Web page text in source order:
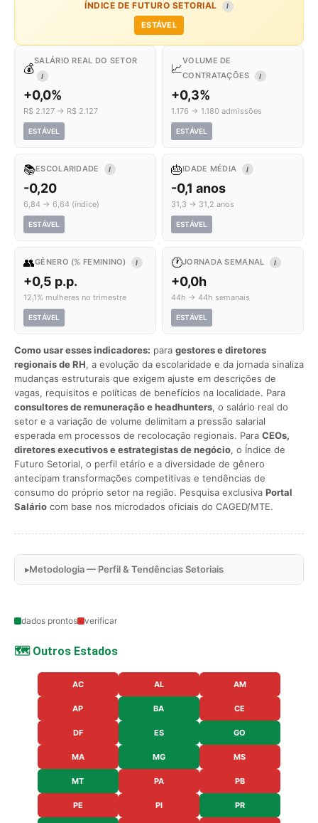
ÍNDICE DE FUTURO SETORIAL I
ESTÁVEL
💰
SALÁRIO REAL DO SETOR
I
+0,0%
R$ 2.127 → R$ 2.127
ESTÁVEL
📈
VOLUME DE
CONTRATAÇÕES
I
+0,3%
1.176 → 1.180 admissões
ESTÁVEL
📚ESCOLARIDADE I
-0,20
6,84 → 6,64 (índice)
ESTÁVEL
🎂IDADE MÉDIA I
-0,1 anos
31,3 → 31,2 anos
ESTÁVEL
👥GÊNERO (% FEMININO) I
+0,5 p.p.
12,1% mulheres no trimestre
ESTÁVEL
🕐JORNADA SEMANAL I
+0,0h
44h → 44h semanais
ESTÁVEL
Como usar esses indicadores: para gestores e diretores
regionais de RH, a evolução da escolaridade e da jornada sinaliza
mudanças estruturais que exigem ajuste em descrições de
vagas, requisitos e políticas de benefícios na localidade. Para
consultores de remuneração e headhunters, o salário real do
setor e a variação de volume delimitam a pressão salarial
esperada em processos de recolocação regionais. Para CEOs,
diretores executivos e estrategistas de negócio, o Índice de
Futuro Setorial, o perfil etário e a diversidade de gênero
antecipam transformações competitivas e tendências de
consumo do próprio setor na região. Pesquisa exclusiva Portal
Salário com base nos microdados oficiais do CAGED/MTE.
Metodologia — Perfil & Tendências Setoriais
dados prontos verificar
🗺️ Outros Estados
AC AL AM
AP BA CE
DF ES GO
MA MG MS
MT PA PB
PE PI PR